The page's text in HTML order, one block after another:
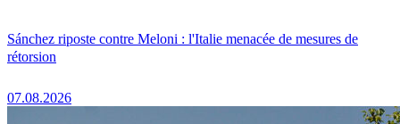
Sánchez riposte contre Meloni : l'Italie menacée de mesures de
rétorsion
07.08.2026